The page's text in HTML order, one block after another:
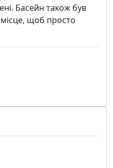
Басейн також був
щоб просто